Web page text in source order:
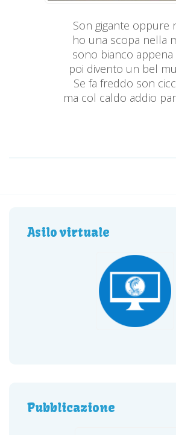
Son gigante oppure
ho una scopa nella
sono bianco appena
poi divento un bel
Se fa freddo son
ma col caldo addio
Asilo virtuale
Pubblicazione